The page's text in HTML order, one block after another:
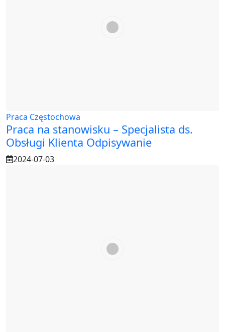
Praca Częstochowa
Praca na stanowisku – Specjalista ds.
Obsługi Klienta Odpisywanie
2024-07-03